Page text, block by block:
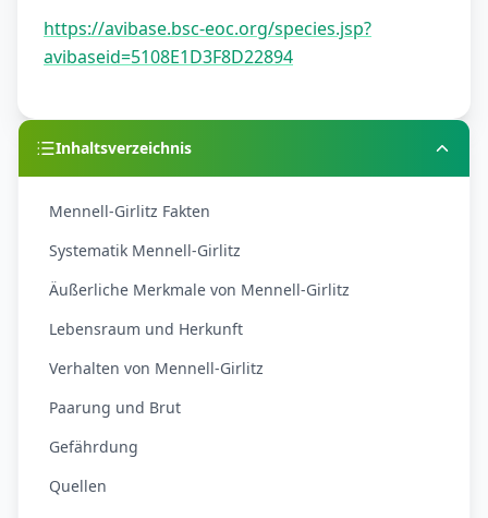
https://avibase.bsc-eoc.org/species.jsp?
avibaseid=5108E1D3F8D22894
Inhaltsverzeichnis
Mennell-Girlitz Fakten
Systematik Mennell-Girlitz
Äußerliche Merkmale von Mennell-Girlitz
Lebensraum und Herkunft
Verhalten von Mennell-Girlitz
Paarung und Brut
Gefährdung
Quellen